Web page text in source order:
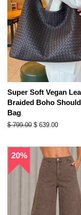
Super Soft Vegan
Braided Boho
Bag
Precio
$ 799.00 Precio
$ 639.00
20%